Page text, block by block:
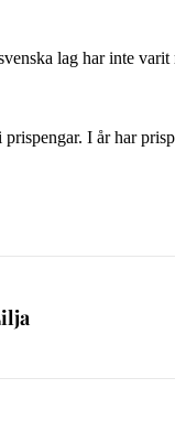
lag har inte varit
I år har